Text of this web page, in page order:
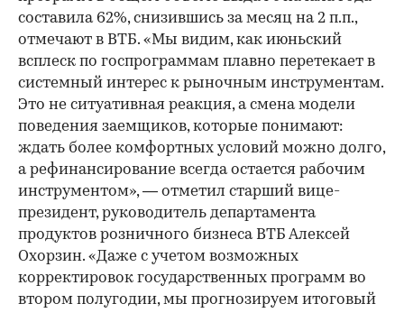
составила 62%, снизившись за месяц на 2 п.п.,
отмечают в ВТБ. «Мы видим, как июньский
всплеск по госпрограммам плавно перетекает в
системный интерес к рыночным инструментам.
Это не ситуативная реакция, а смена модели
поведения заемщиков, которые понимают:
ждать более комфортных условий можно долго,
а рефинансирование всегда остается рабочим
инструментом», — отметил старший вице-
президент, руководитель департамента
продуктов розничного бизнеса ВТБ Алексей
Охорзин. «Даже с учетом возможных
корректировок государственных программ во
втором полугодии, мы прогнозируем итоговый